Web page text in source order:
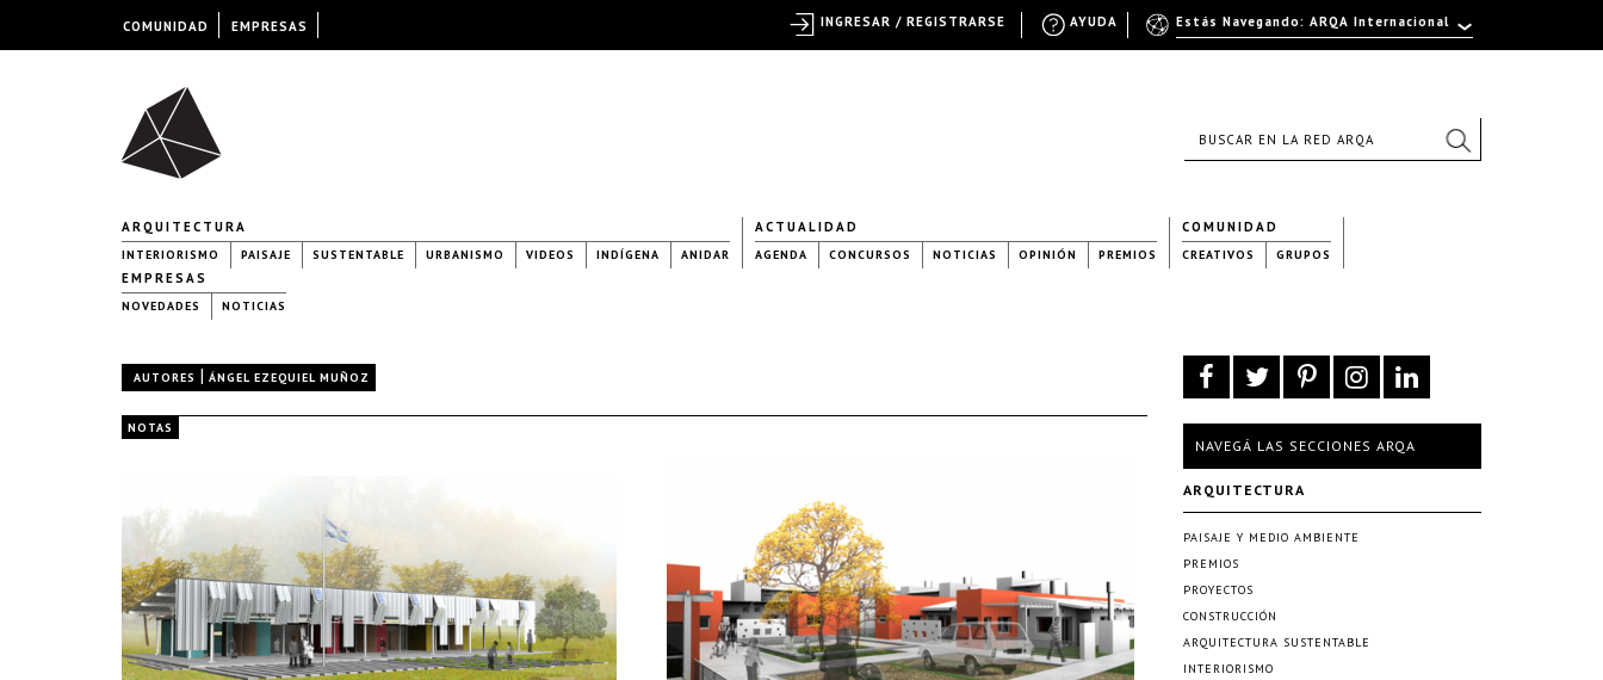
ARQUITECTURA
INTERIORISMO PAISAJE SUSTENTABLE URBANISMO VIDEOS INDÍGENA ANIDAR
ACTUALIDAD
AGENDA CONCURSOS NOTICIAS OPINIÓN PREMIOS
COMUNIDAD
CREATIVOS GRUPOS
EMPRESAS
NOVEDADES NOTICIAS
AUTORES | ÁNGEL EZEQUIEL MUÑOZ
NOTAS
NAVEGÁ LAS SECCIONES ARQA
ARQUITECTURA
PAISAJE Y MEDIO AMBIENTE
PREMIOS
PROYECTOS
CONSTRUCCIÓN
ARQUITECTURA SUSTENTABLE
INTERIORISMO
COMUNIDAD EMPRESAS Estás Navegando: ARQA Internacional
AYUDA
INGRESAR / REGISTRARSE